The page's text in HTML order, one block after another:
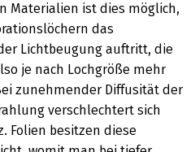
Materialien ist dies möglich,
das
Lichtbeugung auftritt, die
je nach Lochgröße mehr
zunehmender Diffusität der
verschlechtert sich
Folien besitzen diese